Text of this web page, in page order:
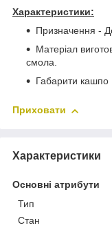
Характеристики:
Призначення -
Матеріал
смола.
Габарити кашпо
Приховати
Характеристики
Основні атрибути
Тип
Стан